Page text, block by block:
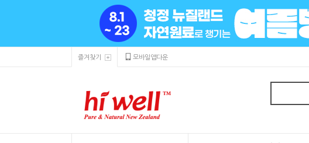
즐겨찾기 모바일앱다운